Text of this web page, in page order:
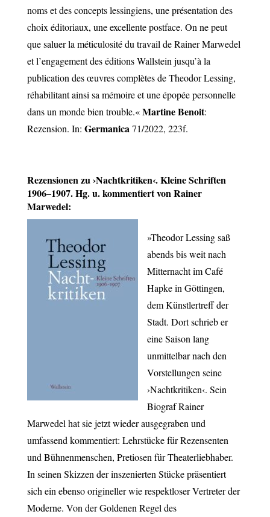
noms et des concepts lessingiens, une présentation des
choix éditoriaux, une excellente postface. On ne peut
que saluer la méticulosité du travail de Rainer Marwedel
et l’engagement des éditions Wallstein jusqu’à la
publication des œuvres complètes de Theodor Lessing,
réhabilitant ainsi sa mémoire et une épopée personnelle
dans un monde bien trouble.«Martine Benoit:
Rezension. In: Germanica 71/2022, 223f.
Rezensionen zu ›Nachtkritiken‹. Kleine Schriften
1906–1907. Hg. u. kommentiert von Rainer
Marwedel:
»Theodor Lessing saß
abends bis weit nach
Mitternacht im Café
Hapke in Göttingen,
dem Künstlertreff der
Stadt. Dort schrieb er
eine Saison lang
unmittelbar nach den
Vorstellungen seine
›Nachtkritiken‹. Sein
Biograf Rainer
Marwedel hat sie jetzt wieder ausgegraben und
umfassend kommentiert: Lehrstücke für Rezensenten
und Bühnenmenschen, Pretiosen für Theaterliebhaber.
In seinen Skizzen der inszenierten Stücke präsentiert
sich ein ebenso origineller wie respektloser Vertreter der
Moderne. Von der Goldenen Regel des